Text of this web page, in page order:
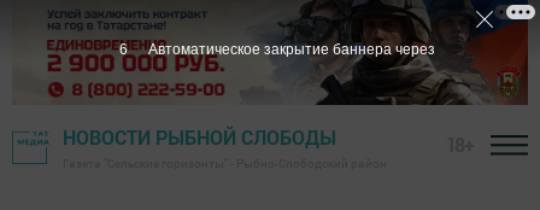
НОВОСТИ РЫБНОЙ СЛОБОДЫ
5 Автоматическое закрытие баннера через